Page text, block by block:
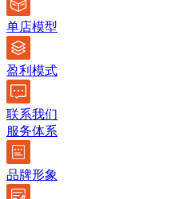
单店模型
盈利模式
联系我们
服务体系
品牌形象